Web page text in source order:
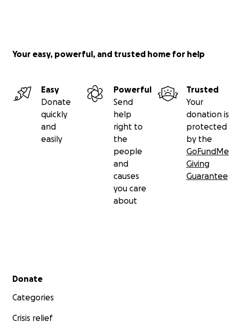
Your easy, powerful, and trusted home for help
Easy
Donate
quickly
and
easily
Powerful
Send
help
right to
the
people
and
causes
you care
about
Trusted
Your
donation is
protected
by the
GoFundMe
Giving
Guarantee
Secondary menu
Donate
Categories
Crisis relief